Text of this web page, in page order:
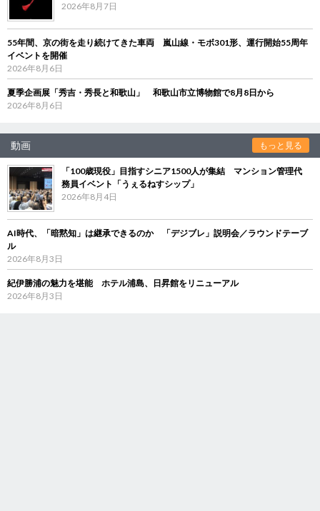
2026年8月7日
55年間、京の街を走り続けてきた車両 嵐山線・モボ301形、運行開始55周年
イベントを開催
2026年8月6日
夏季企画展「秀吉・秀長と和歌山」 和歌山市立博物館で8月8日から
2026年8月6日
動画 もっと見る
「100歳現役」目指すシニア1500人が集結 マンション管理代
務員イベント「うぇるねすシップ」
2026年8月4日
AI時代、「暗黙知」は継承できるのか 「デジブレ」説明会／ラウンドテーブ
ル
2026年8月3日
紀伊勝浦の魅力を堪能 ホテル浦島、日昇館をリニューアル
2026年8月3日